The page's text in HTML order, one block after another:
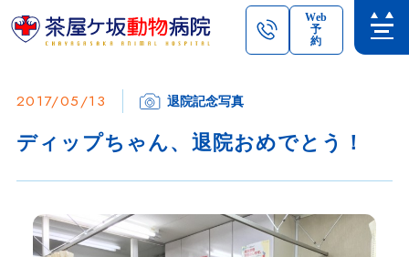
Web
予
約
2017/05/13 退院記念写真
ディップちゃん、退院おめでとう！